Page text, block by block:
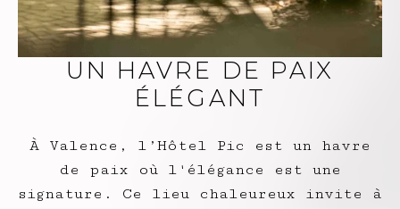
UN HAVRE DE PAIX
ÉLÉGANT
À Valence, l’Hôtel Pic est un havre
de paix où l'élégance est une
signature. Ce lieu chaleureux invite à